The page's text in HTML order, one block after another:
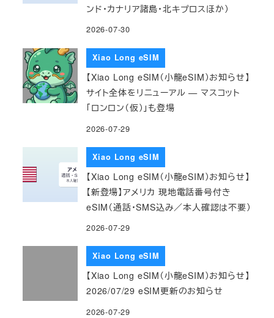
ンド・カナリア諸島・北キプロスほか）
2026-07-30
Xiao Long eSIM
【Xiao Long eSIM（小龍eSIM）お知らせ】
サイト全体をリニューアル — マスコット
「ロンロン（仮）」も登場
2026-07-29
Xiao Long eSIM
【Xiao Long eSIM（小龍eSIM）お知らせ】
【新登場】アメリカ 現地電話番号付き
eSIM（通話・SMS込み／本人確認は不要）
2026-07-29
Xiao Long eSIM
【Xiao Long eSIM（小龍eSIM）お知らせ】
2026/07/29 eSIM更新のお知らせ
2026-07-29